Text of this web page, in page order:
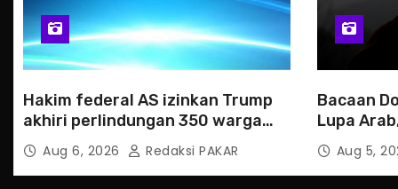
Hakim federal AS izinkan Trump
akhiri perlindungan 350 warga
HaitiAug 6, 2026 Redaksi PAKAR
Bacaan
Lupa
Aug 5,